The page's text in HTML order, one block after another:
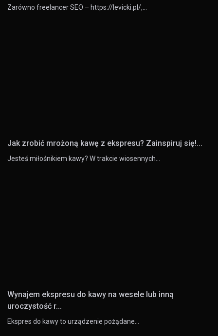
Zarówno freelancer SEO – https://levicki.pl/,…
Jak zrobić mrożoną kawę z ekspresu? Zainspiruj się!...
Jesteś miłośnikiem kawy? W trakcie wiosennych…
Wynajem ekspresu do kawy na wesele lub inną
uroczystość r...
Ekspres do kawy to urządzenie pożądane…